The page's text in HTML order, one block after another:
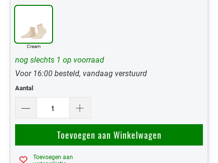
Cream
nog slechts 1 op voorraad
Voor 16:00 besteld, vandaag verstuurd
Aantal
Toevoegen aan Winkelwagen
Toevoegen aan